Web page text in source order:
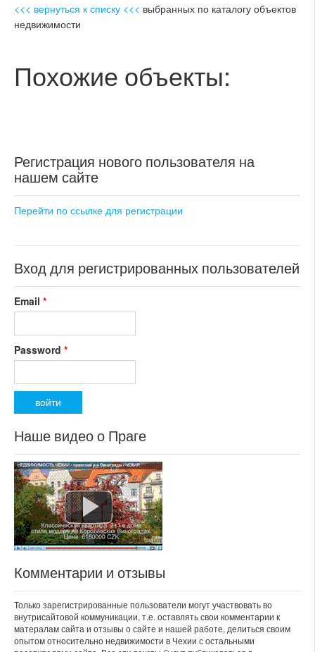
<<< вернуться к списку <<< выбранных по каталогу объектов
недвижимости
Похожие объекты:
Регистрация нового пользователя на
нашем сайте
Перейти по ссылке для регистрации
Вход для регистрированных пользователей
Email *
Password *
Наше видео о Праге
Комментарии и отзывы
Только зарегистрированные пользователи могут участвовать во
внутрисайтовой коммуникации, т.е. оставлять свои комментарии к
матералам сайта и отзывы о сайте и нашей работе, делиться своим
опытом относительно недвижимости в Чехии с остальными